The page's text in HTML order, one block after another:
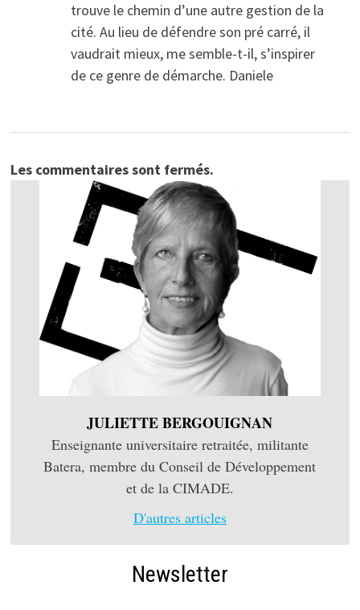
trouve le chemin d’une autre gestion de la
cité. Au lieu de défendre son pré carré, il
vaudrait mieux, me semble-t-il, s’inspirer
de ce genre de démarche. Daniele
Les commentaires sont fermés.
JULIETTE BERGOUIGNAN
Enseignante universitaire retraitée, militante
Batera, membre du Conseil de Développement
et de la CIMADE.
D'autres articles
Newsletter